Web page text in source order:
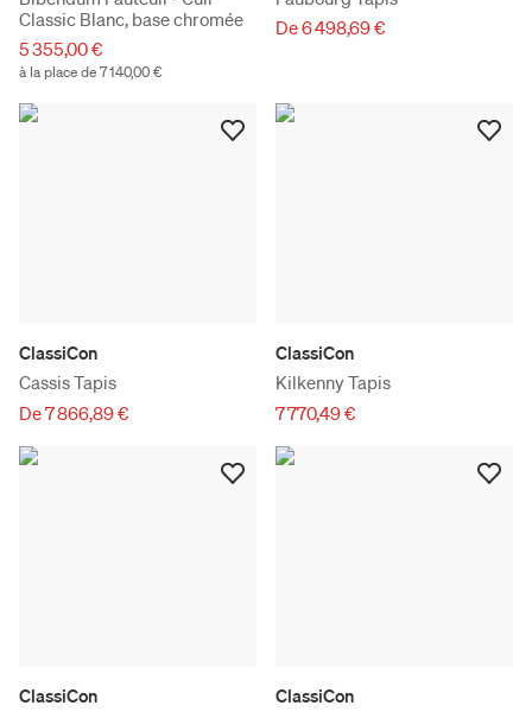
Classic Blanc, base chromée
5 355,00 €
à la place de 7 140,00 €
De 6 498,69 €
ClassiCon
Cassis Tapis
De 7 866,89 €
ClassiCon
Kilkenny Tapis
7 770,49 €
ClassiCon
ClassiCon